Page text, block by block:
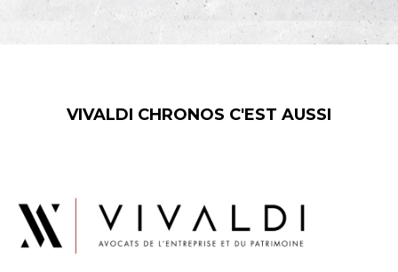
VIVALDI CHRONOS C'EST AUSSI